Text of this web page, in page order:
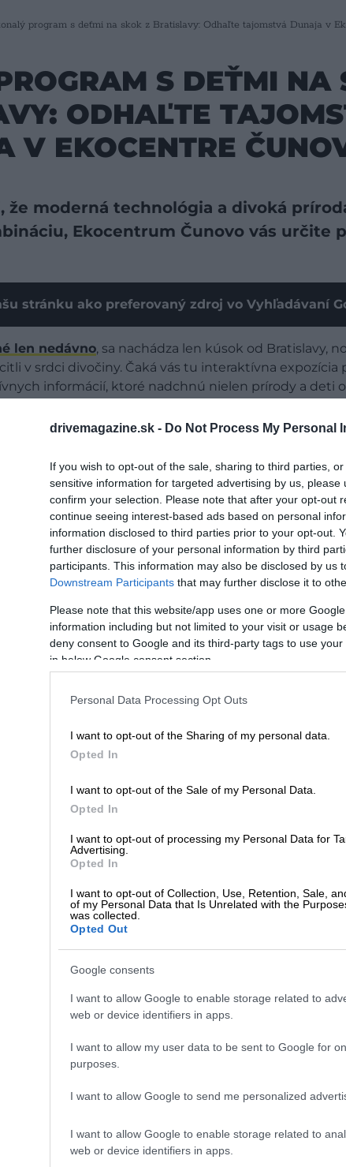
drivemagazine.sk - Do Not Process My Personal
If you wish to opt-out of the sale, sharing to third parties,
sensitive information for targeted advertising by us,
confirm your selection. Please note that after your opt-out
continue seeing interest-based ads based on personal
information disclosed to third parties prior to your opt-out.
further disclosure of your personal information by third
participants. This information may also be disclosed by us
Downstream Participants that may further disclose it to
Please note that this website/app uses one or more
information including but not limited to your visit or usage
deny consent to Google and its third-party tags to use
in below Google consent section.
Personal Data Processing Opt Outs
I want to opt-out of the Sharing of my personal data.
Opted In
I want to opt-out of the Sale of my Personal Data.
Opted In
I want to opt-out of processing my Personal Data for
Advertising.
Opted In
I want to opt-out of Collection, Use, Retention, Sale,
of my Personal Data that Is Unrelated with the
was collected.
Opted Out
Google consents
I want to allow Google to enable storage related to
web or device identifiers in apps.
I want to allow my user data to be sent to Google for
purposes.
I want to allow Google to send me personalized
I want to allow Google to enable storage related to
web or device identifiers in apps.
program s deťmi na skok z Bratislavy: Odhaľte tajomstvá Dunaja v
S DEŤMI NA
ODHAĽTE
V EKOCENTRE
že moderná technológia a divoká
Ekocentrum Čunovo vás určite
stránku ako preferovaný zdroj vo Vyhľadávaní
len nedávno, sa nachádza len kúsok od Bratislavy,
v srdci divočiny. Čaká vás tu interaktívna expozícia
informácií, ktoré nadchnú nielen prírody a deti
interaktívnemu učeniu.
MIESTNOSŤ
miestnosti, kde premietajú krátky film o histórii
uvidíte veľký 3D model areálu, ktorý sa
sa hovorí. Urobíte si tak rýchly prehľad o všetkom, čo